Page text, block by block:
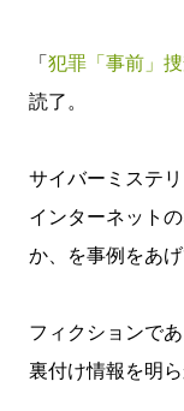
「犯罪「事前」
読了。
サイバーミステ
インターネット
か、を事例をあ
フィクションで
裏付け情報を明